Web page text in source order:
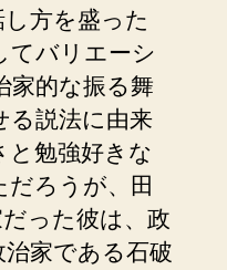
方を盛った
てバリエーシ
家的な振る舞
る説法に由来
と勉強好きな
ろうが、田
った彼は、政
家である石破